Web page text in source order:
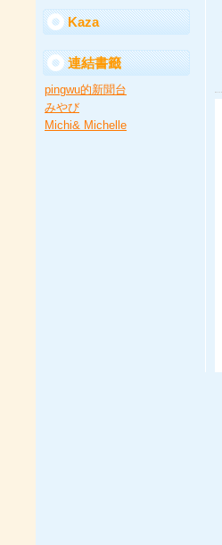
Kaza
連結書籤
pingwu的新聞台
みやび
Michi& Michelle